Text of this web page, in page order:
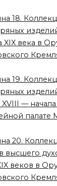
18.
XIX века в
19.
— начала
палате
20.
высшего
веков в